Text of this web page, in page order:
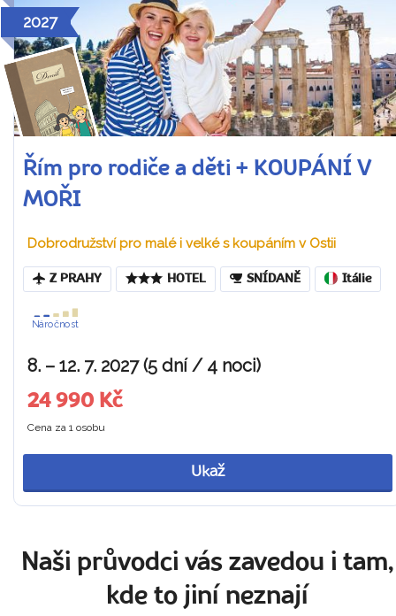
2027
Řím pro rodiče a děti + KOUPÁNÍ V
MOŘI
Dobrodružství pro malé i velké s koupáním v Ostii
Z PRAHY HOTEL SNÍDANĚ Itálie
Náročnost
8. – 12. 7. 2027 (5 dní / 4 noci)
24 990 Kč
Cena za 1 osobu
Ukaž
Naši průvodci vás zavedou i tam,
kde to jiní neznají